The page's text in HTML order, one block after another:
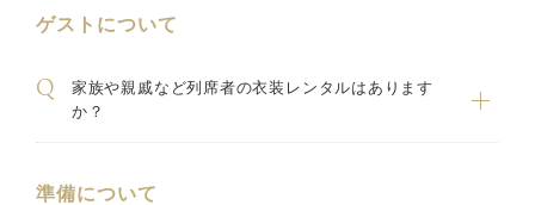
ゲストについて
家族や親戚など列席者の衣装レンタルはあります
か？
準備について